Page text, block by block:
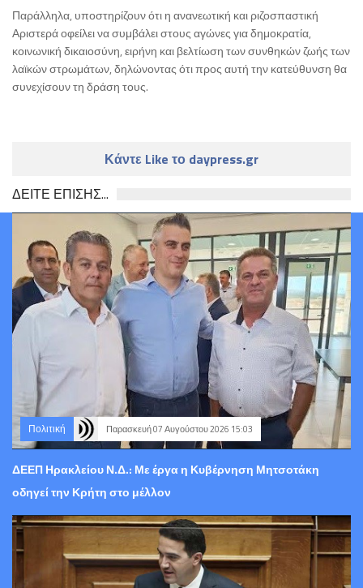
Παράλληλα, υποστηρίζουν ότι η ανανεωτική και ριζοσπαστική
Αριστερά οφείλει να συμβάλει στους αγώνες για δημοκρατία,
κοινωνική δικαιοσύνη, ειρήνη και βελτίωση των συνθηκών ζωής των
λαϊκών στρωμάτων, δηλώνοντας ότι προς αυτή την κατεύθυνση θα
συνεχίσουν τη δράση τους.
Κάντε Like το daypress.gr
ΔΕΙΤΕ ΕΠΙΣΗΣ...
Πολιτική Παρασκευή 07 Αυγούστου 2026 15:03
ΔΕΕΠ Ηρακλείου Ν.Δ.: Με έργα η Κυβέρνηση Μητσοτάκη
οδηγεί την Κρήτη στο μέλλον